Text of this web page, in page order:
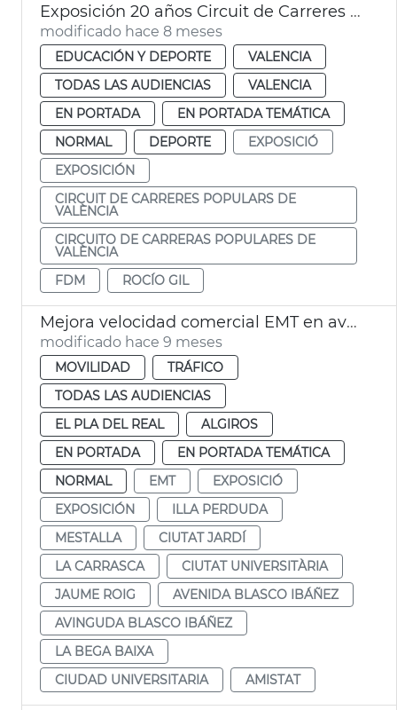
Exposición 20 años Circuit de Carreres Caixa Popular Ciutat de València
modificado hace 8 meses
EDUCACIÓN Y DEPORTE
VALENCIA
TODAS LAS AUDIENCIAS
VALENCIA
EN PORTADA
EN PORTADA TEMÁTICA
NORMAL
DEPORTE
EXPOSICIÓ
EXPOSICIÓN
CIRCUIT DE CARRERES POPULARS DE
VALÈNCIA
CIRCUITO DE CARRERAS POPULARES DE
VALÈNCIA
FDM
ROCÍO GIL
Mejora velocidad comercial EMT en avenida Blasco IBÁÑEZ València
modificado hace 9 meses
MOVILIDAD
TRÁFICO
TODAS LAS AUDIENCIAS
EL PLA DEL REAL
ALGIROS
EN PORTADA
EN PORTADA TEMÁTICA
NORMAL
EMT
EXPOSICIÓ
EXPOSICIÓN
ILLA PERDUDA
MESTALLA
CIUTAT JARDÍ
LA CARRASCA
CIUTAT UNIVERSITÀRIA
JAUME ROIG
AVENIDA BLASCO IBÁÑEZ
AVINGUDA BLASCO IBÁÑEZ
LA BEGA BAIXA
CIUDAD UNIVERSITARIA
AMISTAT